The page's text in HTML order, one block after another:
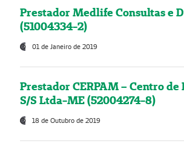
Prestador Medlife Consultas e
(51004334-2)
01 de Janeiro de 2019
Prestador CERPAM – Centro de
S/S Ltda-ME (52004274-8)
18 de Outubro de 2019